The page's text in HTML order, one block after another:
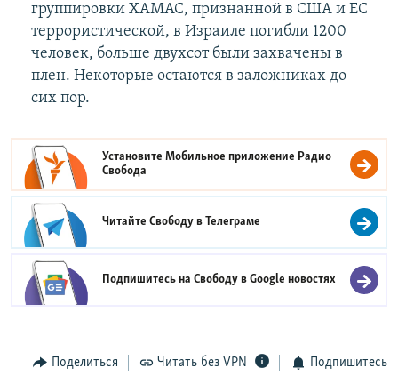
группировки ХАМАС, признанной в США и ЕС
террористической, в Израиле погибли 1200
человек, больше двухсот были захвачены в
плен. Некоторые остаются в заложниках до
сих пор.
Установите Мобильное приложение Радио
Свобода
Читайте Свободу вТелеграме
Подпишитесь на Свободу вGoogle новостях
Поделиться Читать без VPN Подпишитесь